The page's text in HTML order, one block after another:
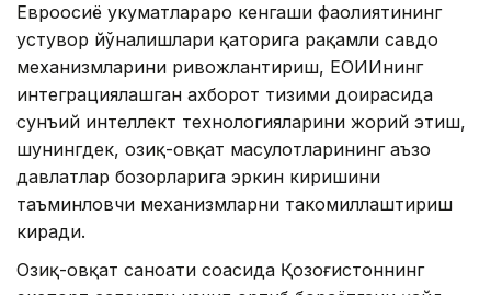
Евроосиё ҳукуматлараро кенгаши фаолиятининг
устувор йўналишлари қаторига рақамли савдо
механизмларини ривожлантириш, ЕОИИнинг
интеграциялашган ахборот тизими доирасида
сунъий интеллект технологияларини жорий этиш,
шунингдек, озиқ-овқат маҳсулотларининг аъзо
давлатлар бозорларига эркин киришини
таъминловчи механизмларни такомиллаштириш
киради.
Озиқ-овқат саноати соҳасида Қозоғистоннинг